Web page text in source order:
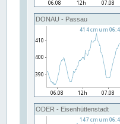
DONAU - Passau
ODER - Eisenhüttenstadt